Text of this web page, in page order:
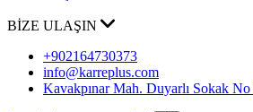
BİZE ULAŞIN
+902164730373
info@karreplus.com
Kavakpınar Mah. Duyarlı Sokak